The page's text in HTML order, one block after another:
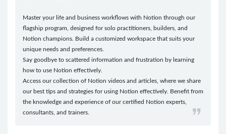
Master your life and business workflows with Notion through our
flagship program, designed for solo practitioners, builders, and
Notion champions. Build a customized workspace that suits your
unique needs and preferences.
Say goodbye to scattered information and frustration by learning
how to use Notion effectively.
Access our collection of Notion videos and articles, where we share
our best tips and strategies for using Notion effectively. Benefit from
the knowledge and experience of our certified Notion experts,
consultants, and trainers.